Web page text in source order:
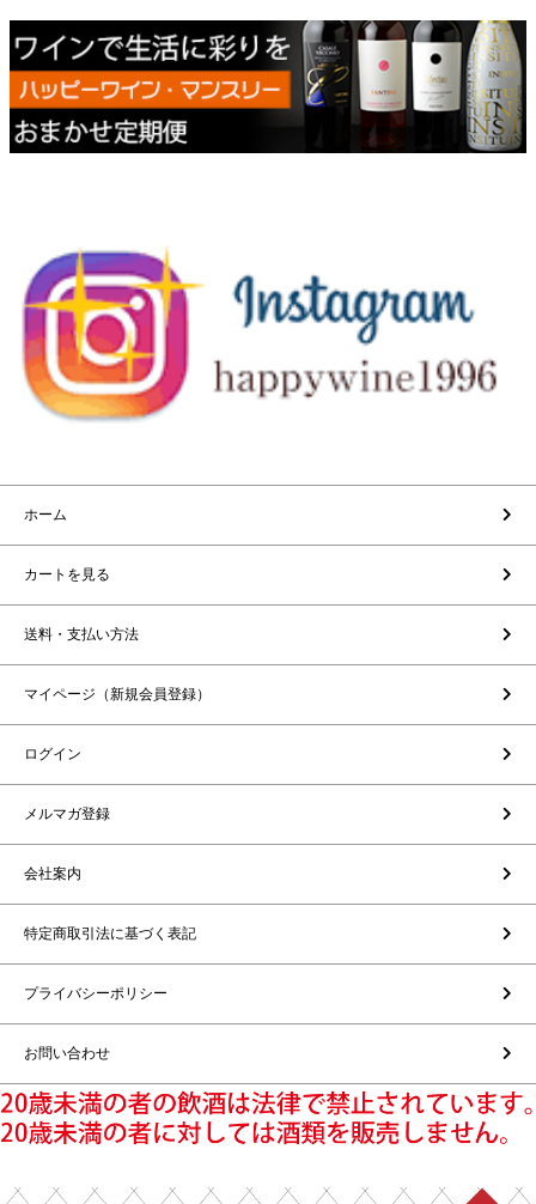
ホーム
カートを見る
送料・支払い方法
マイページ（新規会員登録）
ログイン
メルマガ登録
会社案内
特定商取引法に基づく表記
プライバシーポリシー
お問い合わせ